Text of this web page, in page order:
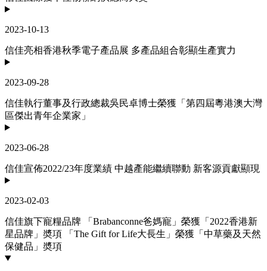
2023-10-13
信佳亮相香港秋季電子產品展 多產品組合彰顯生產實力
2023-09-28
信佳執行董事及行政總裁吳民卓博士榮獲「第四屆粵港澳大灣
區傑出青年企業家」
2023-06-28
信佳宣佈2022/23年度業績 中越產能繼續聯動 新客源貢獻顯現
2023-02-03
信佳旗下寵糧品牌 「Brabanconne爸媽寵」榮獲「2022香港新
星品牌」奬項 「The Gift for Life大長生」榮獲「中草藥及天然
保健品」奬項